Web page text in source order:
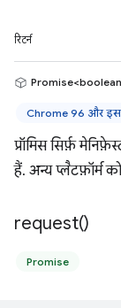
रिटर्न
Chrome 96 और
प्रॉमिस सिर्फ़
हैं. अन्य प्लैटफ़ॉर्म
request()
Promise